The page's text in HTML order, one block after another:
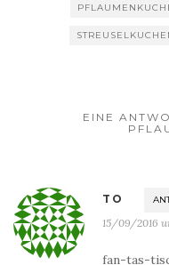
EINE
TO
15/09/2016
fan-tas-